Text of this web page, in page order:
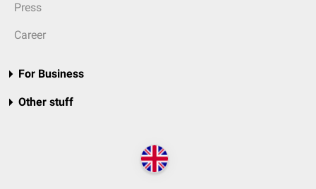
Press
Career
For Business
Other stuff